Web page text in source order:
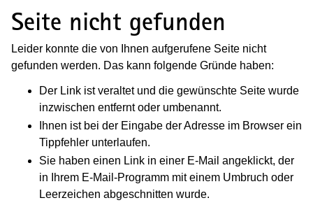
Seite nicht gefunden
Leider konnte die von Ihnen aufgerufene Seite nicht
gefunden werden. Das kann folgende Gründe haben:
Der Link ist veraltet und die gewünschte Seite wurde
inzwischen entfernt oder umbenannt.
Ihnen ist bei der Eingabe der Adresse im Browser ein
Tippfehler unterlaufen.
Sie haben einen Link in einer E-Mail angeklickt, der
in Ihrem E-Mail-Programm mit einem Umbruch oder
Leerzeichen abgeschnitten wurde.